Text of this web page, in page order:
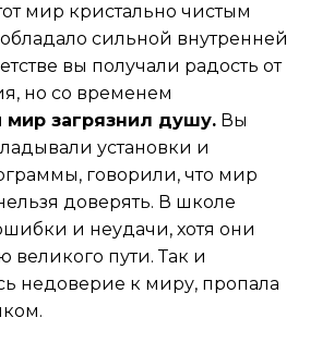
мир кристально чистым
сильной внутренней
вы получали радость от
но со временем
загрязнил душу. Вы
установки и
говорили, что мир
доверять. В школе
и неудачи, хотя они
великого пути. Так и
недоверие к миру, пропала